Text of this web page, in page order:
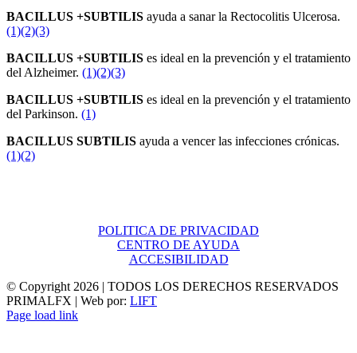
BACILLUS +SUBTILIS ayuda a sanar la Rectocolitis Ulcerosa.
(1)(2)(3)
BACILLUS +SUBTILIS es ideal en la prevención y el tratamiento
del Alzheimer. (1)(2)(3)
BACILLUS +SUBTILIS es ideal en la prevención y el tratamiento
del Parkinson. (1)
BACILLUS SUBTILIS ayuda a vencer las infecciones crónicas.
(1)(2)
POLITICA DE PRIVACIDAD
CENTRO DE AYUDA
ACCESIBILIDAD
© Copyright 2026 | TODOS LOS DERECHOS RESERVADOS
PRIMALFX | Web por: LIFT
Page load link